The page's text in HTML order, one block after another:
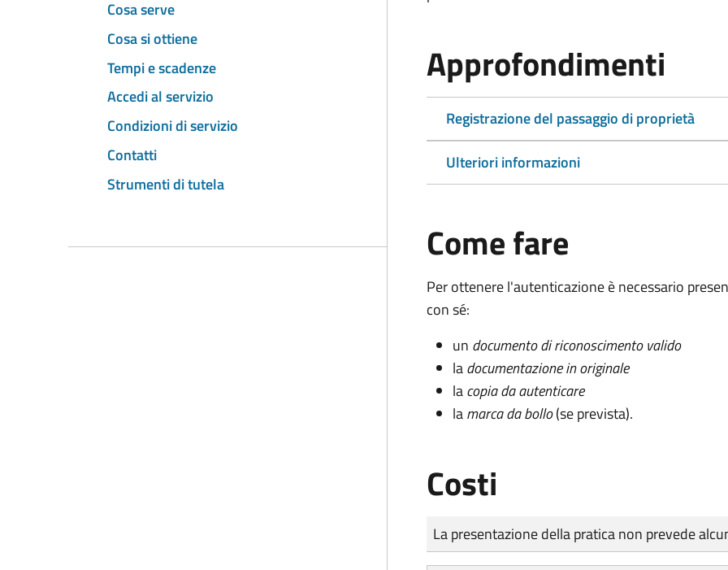
Cosa serve
Cosa si ottiene
Tempi e scadenze
Accedi al servizio
Condizioni di servizio
Contatti
Strumenti di tutela
Approfondimenti
Registrazione del passaggio di proprietà
Ulteriori informazioni
Come fare
Per ottenere l'autenticazione è necessario
con sé:
un documento di riconoscimento valido
ladocumentazione in originale
lacopia da autenticare
lamarca da bollo(se prevista).
Costi
Tipo di pagamento
Importo
La presentazione della pratica non prevede